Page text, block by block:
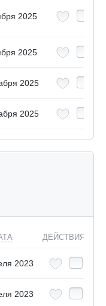
2025
2025
2025
2025
ДЕЙСТВИЯ
2023
2023